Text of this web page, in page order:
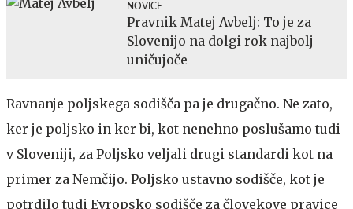
NOVICE
Pravnik Matej Avbelj: To je za
Slovenijo na dolgi rok najbolj
uničujoče
Ravnanje poljskega sodišča pa je drugačno. Ne zato,
ker je poljsko in ker bi, kot nenehno poslušamo tudi
v Sloveniji, za Poljsko veljali drugi standardi kot na
primer za Nemčijo. Poljsko ustavno sodišče, kot je
potrdilo tudi Evropsko sodišče za človekove pravice